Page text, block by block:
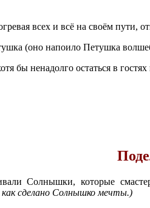
всех и всё на своём пути,
(оно напоило Петушка
бы ненадолго остаться в гостях
Солнышки, которые
как сделано Солнышко мечты.)